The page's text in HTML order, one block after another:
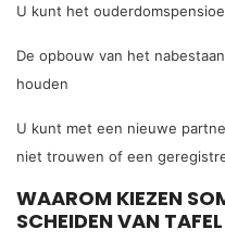
U kunt het
De opbouw van het
houden
U kunt met een nieuwe
niet trouwen of een
WAAROM KIEZEN
SCHEIDEN VAN